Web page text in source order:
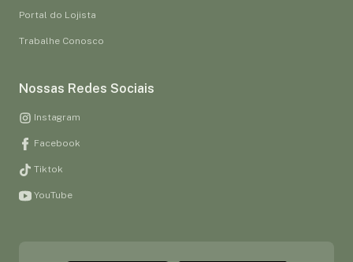
Portal do Lojista
Trabalhe Conosco
Nossas Redes Sociais
Instagram
Facebook
Tiktok
YouTube